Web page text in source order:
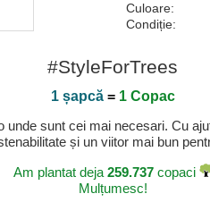
Culoare:
Condiție:
#StyleForTrees
1 șapcă= 1 Copac
sunt cei mai necesari. Cu
și un viitor mai bun
Am plantat deja 259.737copaci
Mulțumesc!